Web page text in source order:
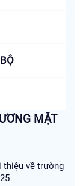
MẶT
thiệu về trường